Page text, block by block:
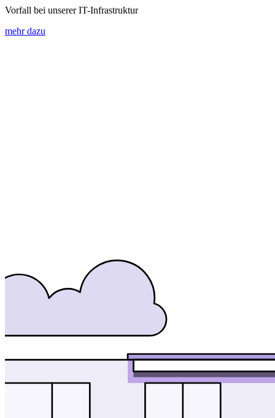
Vorfall bei unserer IT-Infrastruktur
mehr dazu